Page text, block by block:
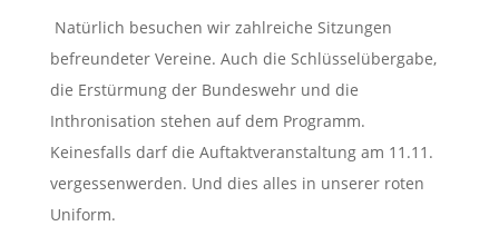
Natürlich besuchen wir zahlreiche Sitzungen
befreundeter Vereine. Auch die Schlüsselübergabe,
die Erstürmung der Bundeswehrund die
Inthronisation stehen auf dem Programm.
Keinesfalls darf die Auftaktveranstaltung am 11.11.
vergessenwerden. Und dies alles in unserer roten
Uniform.